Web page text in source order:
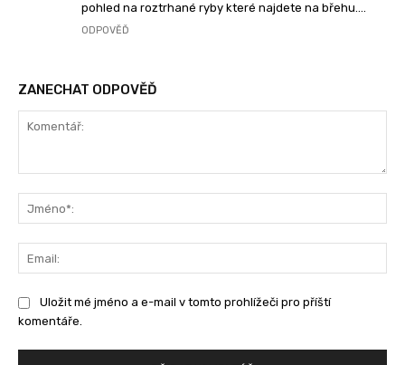
pohled na roztrhané ryby které najdete na břehu….
ODPOVĚĎ
ZANECHAT ODPOVĚĎ
Uložit mé jméno a e-mail v tomto prohlížeči pro příští
komentáře.